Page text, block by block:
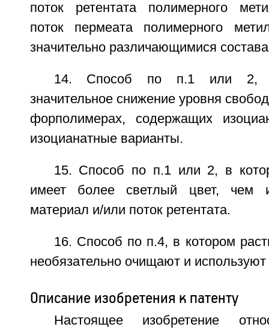
поток ретентата полимерного
поток пермеата полимерного
значительно различающимися
14. Способ по п.1 или 2,
значительное снижение уровня
форполимерах, содержащих
изоцианатные варианты.
15. Способ по п.1 или 2, в
имеет более светлый цвет, чем
материал и/или поток ретентата.
16. Способ по п.4, в котором
необязательно очищают и используют
Описание изобретения к патенту
Настоящее изобретение